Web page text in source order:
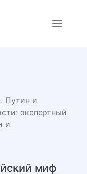
Путин и
экспертный
и
миф